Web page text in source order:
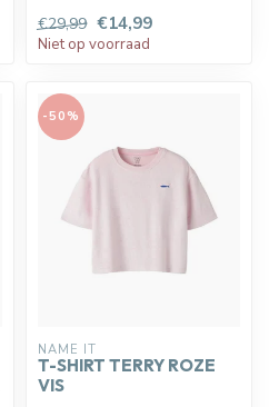
€29,99 €14,99
Niet op voorraad
-50%
NAME IT
T-SHIRT TERRY ROZE
VIS